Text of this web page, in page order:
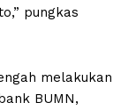
pungkas
melakukan
BUMN,